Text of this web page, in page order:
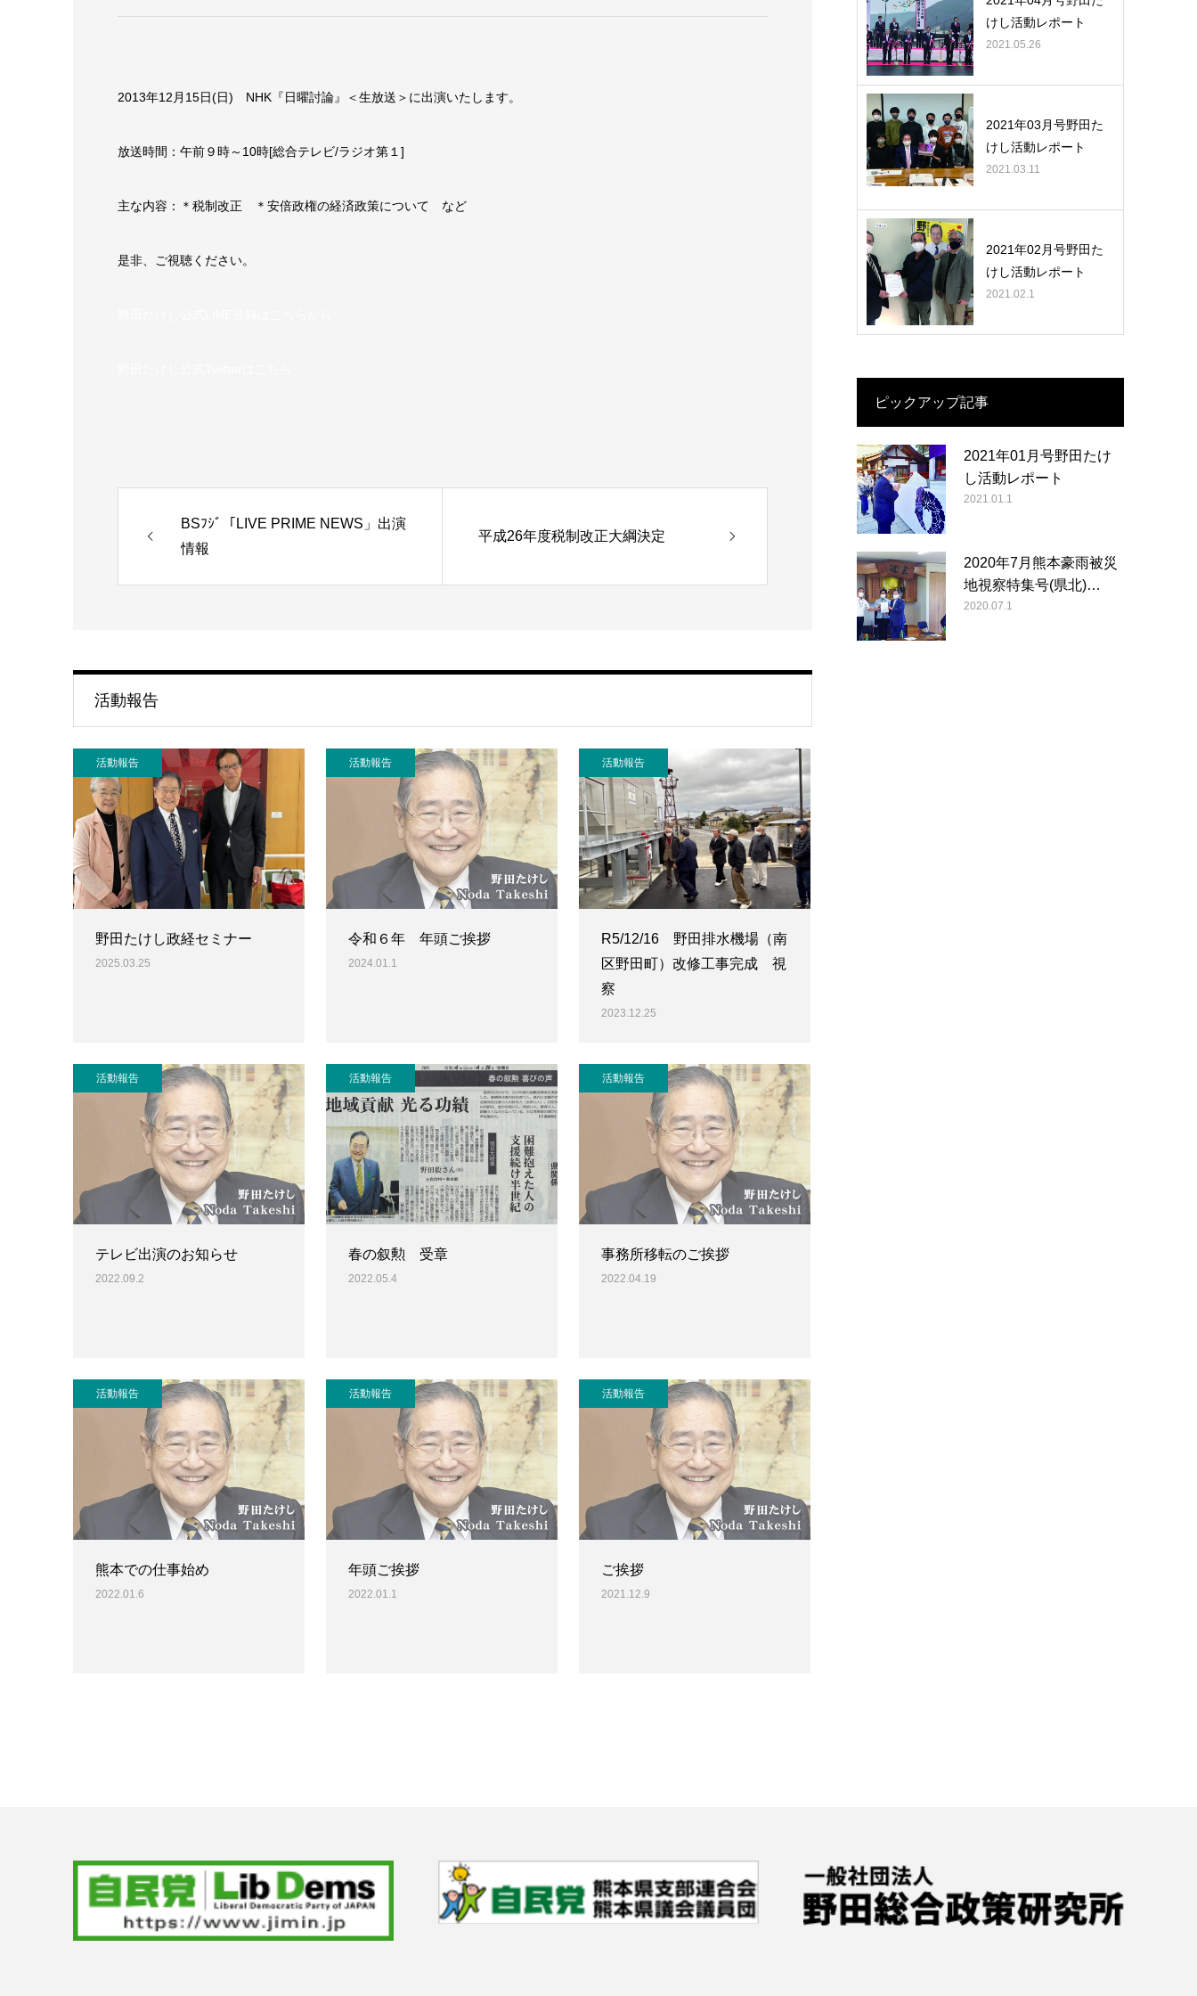
2013年12月15日(日) NHK『日曜討論』＜生放送＞に出演いたします。
放送時間：午前９時～10時[総合テレビ/ラジオ第１]
主な内容：＊税制改正 ＊安倍政権の経済政策について など
是非、ご視聴ください。
BSﾌｼﾞ「LIVE PRIME NEWS」出演
情報
平成26年度税制改正大綱決定
活動報告
活動報告
野田たけし政経セミナー
2025.03.25
活動報告
令和６年 年頭ご挨拶
2024.01.1
活動報告
R5/12/16 野田排水機場（南
区野田町）改修工事完成 視
察
2023.12.25
活動報告
テレビ出演のお知らせ
2022.09.2
活動報告
春の叙勲 受章
2022.05.4
活動報告
事務所移転のご挨拶
2022.04.19
活動報告
熊本での仕事始め
2022.01.6
活動報告
年頭ご挨拶
2022.01.1
活動報告
ご挨拶
2021.12.9
けし活動レポート
2021.05.26
2021年03月号野田た
けし活動レポート
2021.03.11
2021年02月号野田た
けし活動レポート
2021.02.1
ピックアップ記事
2021年01月号野田たけ
し活動レポート
2021.01.1
2020年7月熊本豪雨被災
地視察特集号(県北)…
2020.07.1